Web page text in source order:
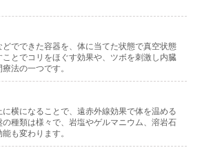
でできた容器を、体に当てた状態で真空状態
とでコリをほぐす効果や、ツボを刺激し内臓
法の一つです。
横になることで、遠赤外線効果で体を温める
種類は様々で、岩塩やゲルマニウム、溶岩石
も変わります。